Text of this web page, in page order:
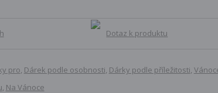
Dotaz k produktu
pro, Dárek podle osobnosti, Dárky podle příležitosti,
, Na Vánoce